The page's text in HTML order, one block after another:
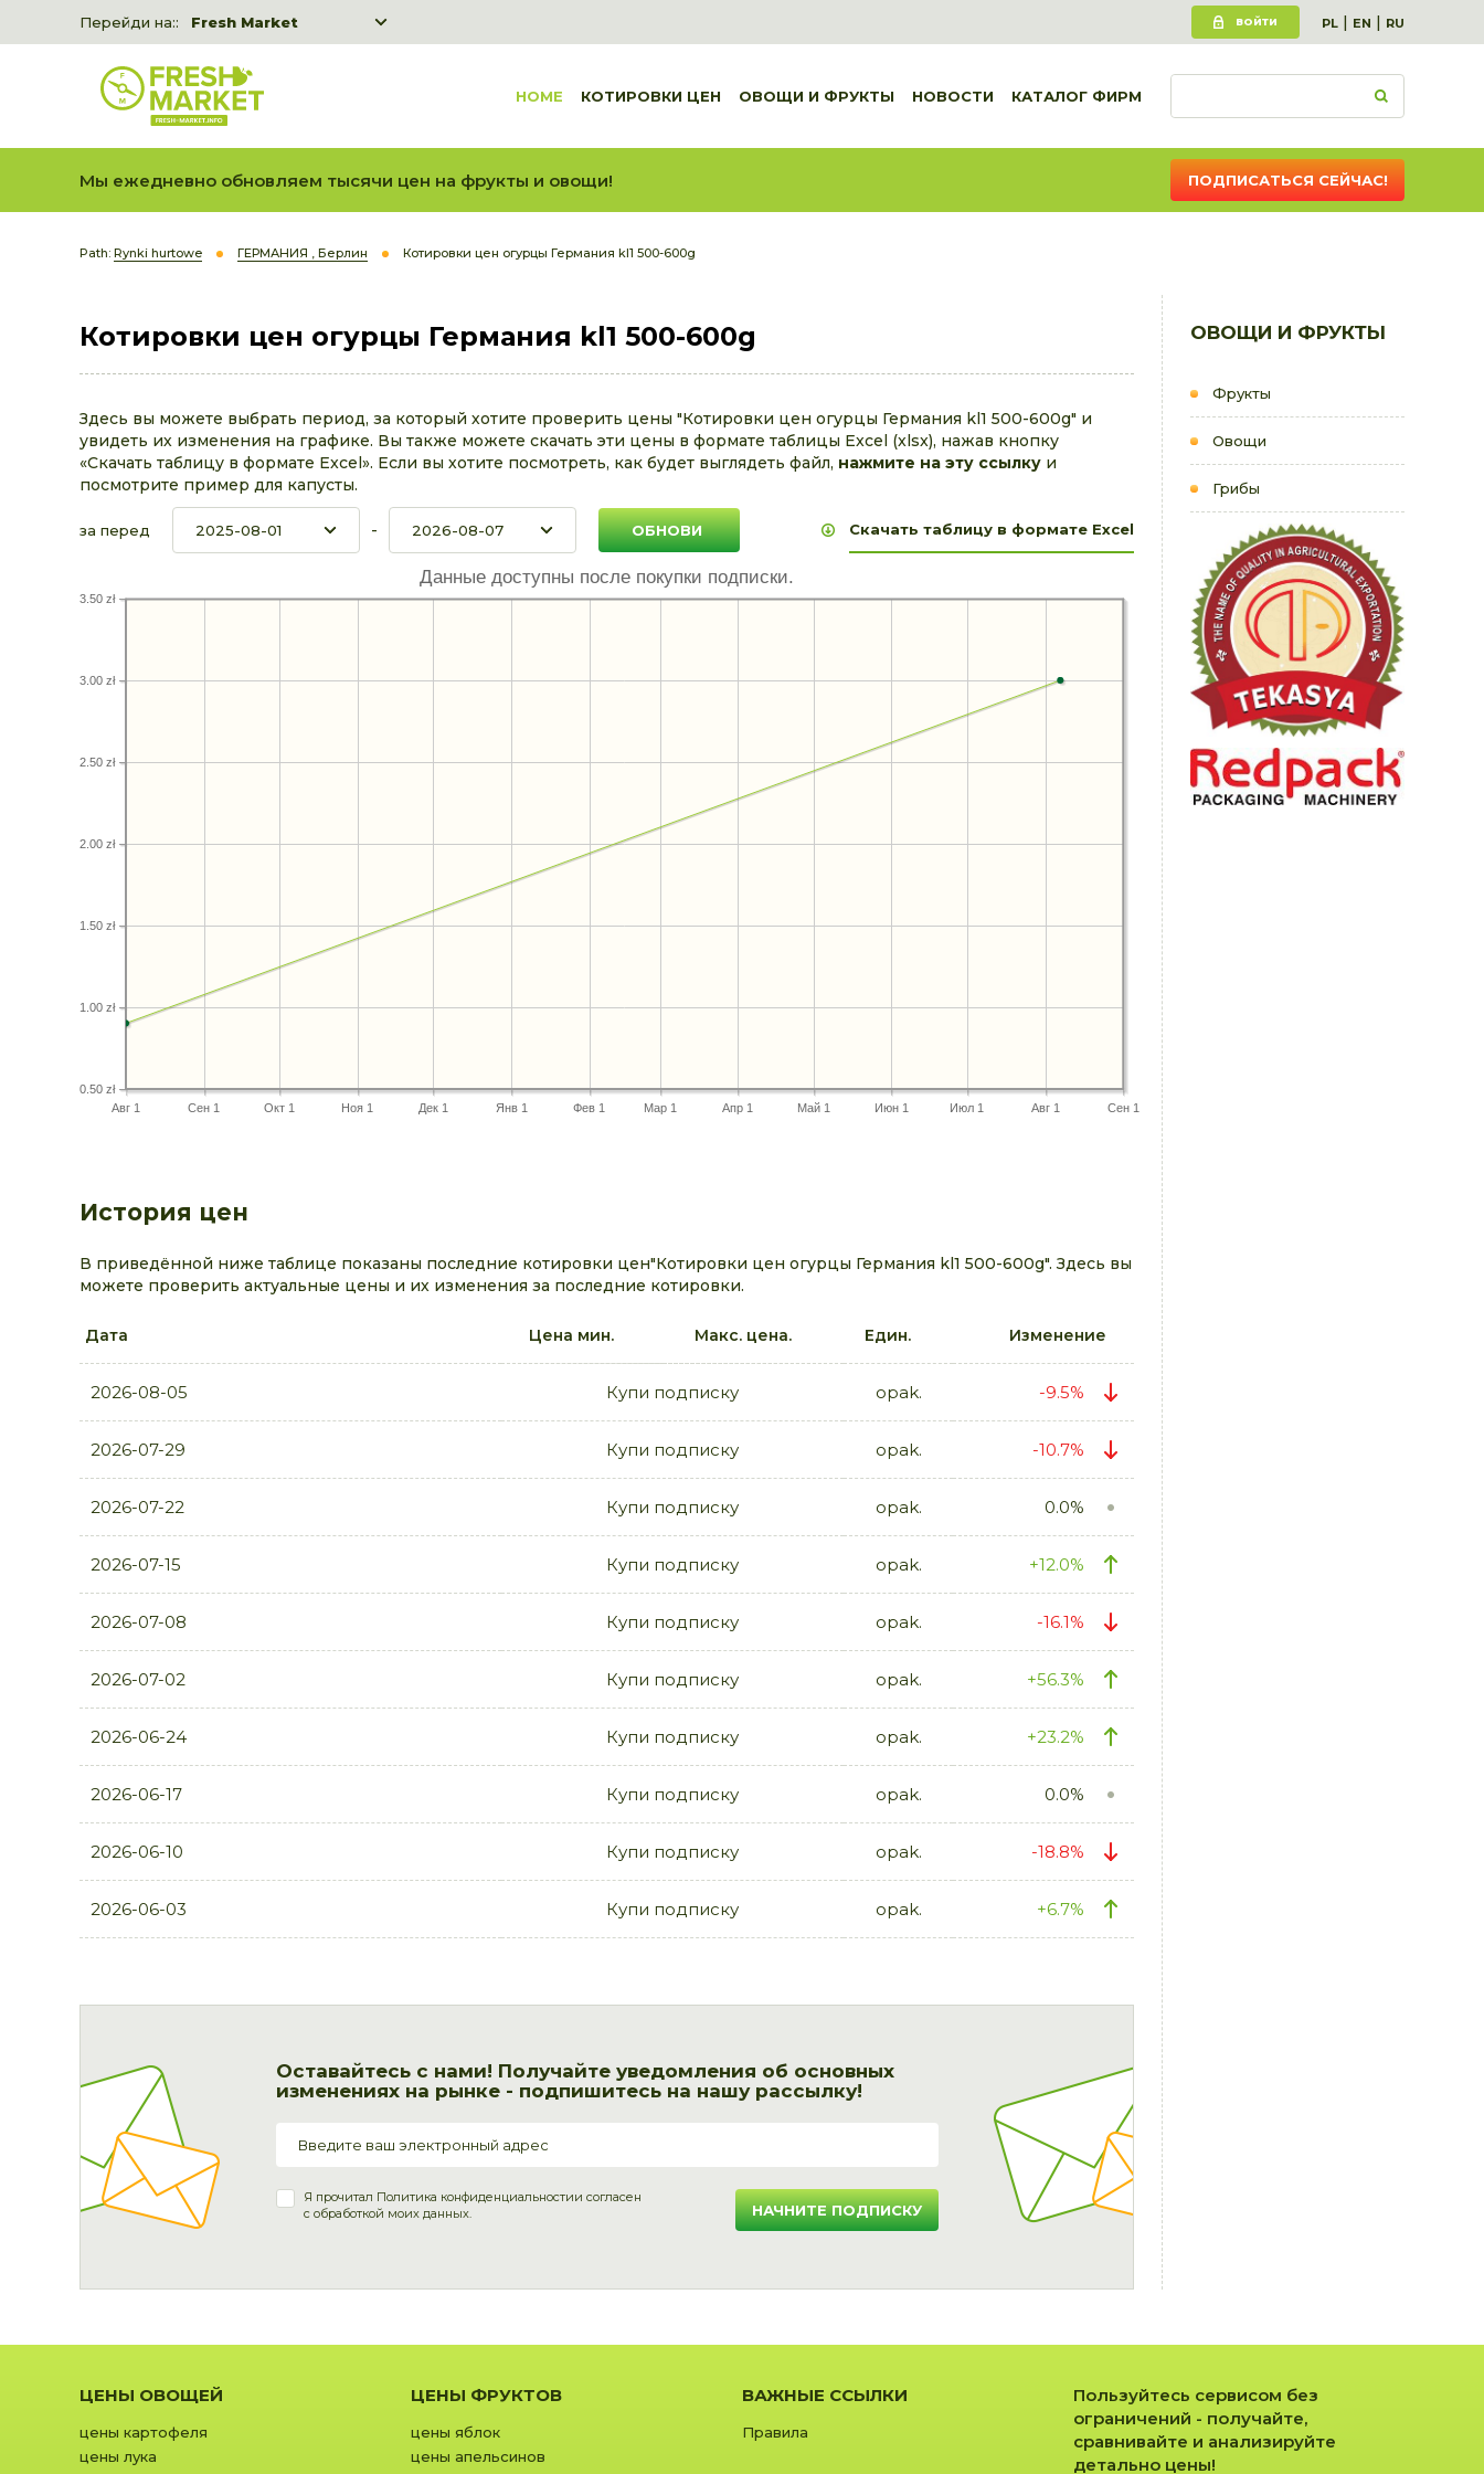
Перейди на::
Fresh Market
Fresh Market event B2B
ВОЙТИ PL | EN | RU
HOME КОТИРОВКИ ЦЕН ОВОЩИ И ФРУКТЫ НОВОСТИ КАТАЛОГ ФИРМ
Мы ежедневно обновляем тысячи цен на фрукты и овощи! ПОДПИСАТЬСЯ СЕЙЧАС!
Path: Rynki hurtowe ГЕРМАНИЯ , Берлин Котировки цен огурцы Германия kl1 500-600g
ОВОЩИ И ФРУКТЫ
Фрукты
Овощи
Грибы
Котировки цен огурцы Германия kl1 500-600g
Здесь вы можете выбрать период, за который хотите проверить цены "Котировки цен огурцы Германия kl1 500-600g" и
увидеть их изменения на графике. Вы также можете скачать эти цены в формате таблицы Excel (xlsx), нажав кнопку
«Скачать таблицу в формате Excel». Если вы хотите посмотреть, как будет выглядеть файл, нажмите на эту ссылку и
посмотрите пример для капусты.
за перед - Скачать таблицу в формате Excel
Данные доступны после покупки подписки.
Авг 1 Сен 1 Окт 1 Ноя 1 Дек 1 Янв 1 Фев 1 Мар 1 Апр 1 Май 1 Июн 1 Июл 1 Авг 1 Сен 1
0.50 zł
1.00 zł
1.50 zł
2.00 zł
2.50 zł
3.00 zł
3.50 zł
История цен
В приведённой ниже таблице показаны последние котировки цен"Котировки цен огурцы Германия kl1 500-600g". Здесь вы
можете проверить актуальные цены и их изменения за последние котировки.
Дата Цена мин. Макс. цена. Един. Изменение
2026-08-05 Купи подписку opak. -9.5%
2026-07-29 Купи подписку opak. -10.7%
2026-07-22 Купи подписку opak. 0.0%
2026-07-15 Купи подписку opak. +12.0%
2026-07-08 Купи подписку opak. -16.1%
2026-07-02 Купи подписку opak. +56.3%
2026-06-24 Купи подписку opak. +23.2%
2026-06-17 Купи подписку opak. 0.0%
2026-06-10 Купи подписку opak. -18.8%
2026-06-03 Купи подписку opak. +6.7%
Оставайтесь с нами! Получайте уведомления об основных
изменениях на рынке - подпишитесь на нашу рассылку!
Я прочитал Политика конфиденциальностии согласен
с обработкой моих данных.
НАЧНИТЕ ПОДПИСКУ
ЦЕНЫ ОВОЩЕЙ
цены картофеля
цены лука
ЦЕНЫ ФРУКТОВ
цены яблок
цены апельсинов
ВАЖНЫЕ ССЫЛКИ
Правила
Пользуйтесь сервисом без
ограничений - получайте,
сравнивайте и анализируйте
детально цены!